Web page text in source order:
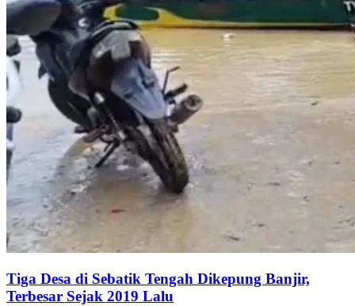
Tiga Desa di Sebatik Tengah Dikepung Banjir,
Terbesar Sejak 2019 Lalu